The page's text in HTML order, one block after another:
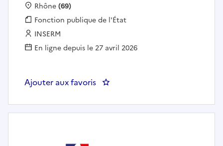
Localisation :
Rhône(69)
Fonction publique :
Fonction publique de l'État
Employeur :
INSERM
En ligne depuis le 27 avril 2026
Ajouter aux favoris : Responsable du service